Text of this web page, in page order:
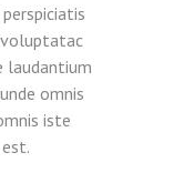
laudantium
omnis
iste